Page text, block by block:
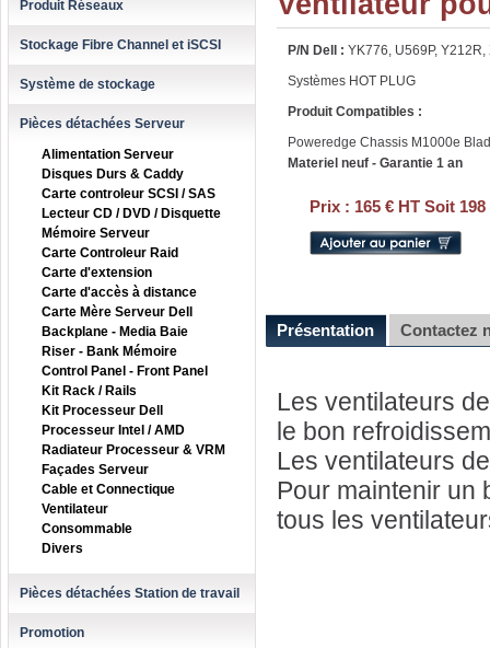
Produit Réseaux
Stockage Fibre Channel et iSCSI
Système de stockage
Pièces détachées Serveur
Alimentation Serveur
Disques Durs & Caddy
Carte controleur SCSI / SAS
Lecteur CD / DVD / Disquette
Mémoire Serveur
Carte Controleur Raid
Carte d'extension
Carte d'accès à distance
Carte Mère Serveur Dell
Backplane - Media Baie
Riser - Bank Mémoire
Control Panel - Front Panel
Kit Rack / Rails
Kit Processeur Dell
Processeur Intel / AMD
Radiateur Processeur & VRM
Façades Serveur
Cable et Connectique
Ventilateur
Consommable
Divers
Pièces détachées Station de travail
Promotion
P/N Dell : YK776, U569P,
Systèmes HOT PLUG
Produit Compatibles :
Poweredge Chassis M1000e
Materiel neuf - Garantie 1 an
Prix : 165 € HT Soit 198
Présentation Contactez
Les ventilateurs
le bon
Les ventilateurs
Pour maintenir un
tous les